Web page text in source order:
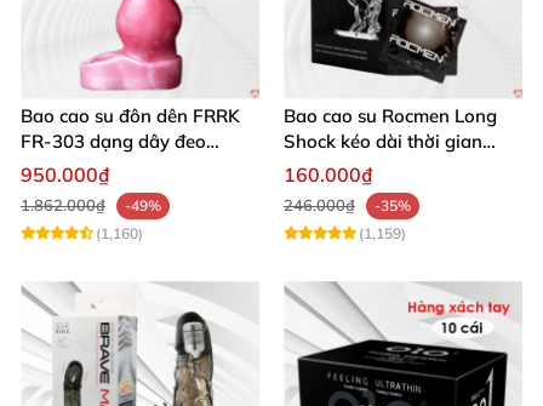
Bao cao su đôn dên FRRK
FR‑303 dạng dây đeo
silicon y tế
950.000₫
1.862.000₫
-49%
(1,160)
Bao cao su Rocmen Long
Shock kéo dài thời gian
quan hệ hộp 12 cái
160.000₫
246.000₫
-35%
(1,159)